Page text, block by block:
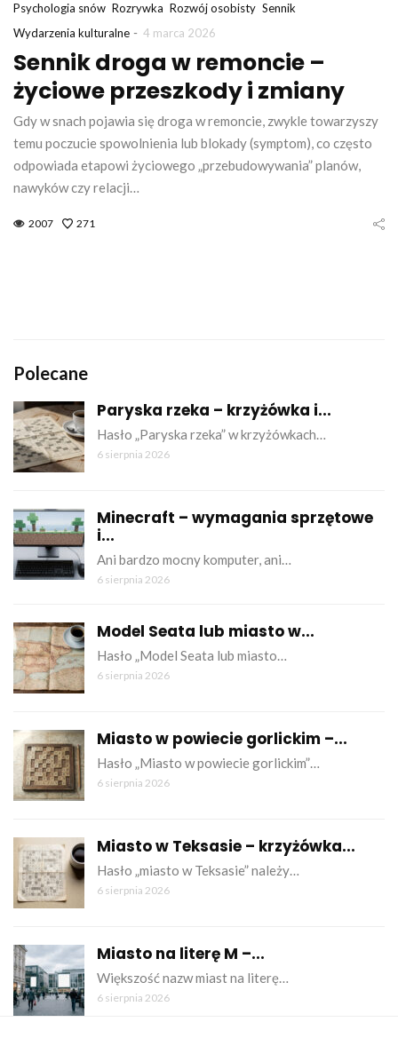
Psychologia snów Rozrywka Rozwój osobisty Sennik
Wydarzenia kulturalne - 4 marca 2026
Sennik droga w remoncie –
życiowe przeszkody i zmiany
Gdy w snach pojawia się droga w remoncie, zwykle towarzyszy
temu poczucie spowolnienia lub blokady (symptom), co często
odpowiada etapowi życiowego „przebudowywania” planów,
nawyków czy relacji…
2007 271
Polecane
Paryska rzeka – krzyżówka i...
Hasło „Paryska rzeka” w krzyżówkach…
6 sierpnia 2026
Minecraft – wymagania sprzętowe
i...
Ani bardzo mocny komputer, ani…
6 sierpnia 2026
Model Seata lub miasto w...
Hasło „Model Seata lub miasto…
6 sierpnia 2026
Miasto w powiecie gorlickim –...
Hasło „Miasto w powiecie gorlickim”…
6 sierpnia 2026
Miasto w Teksasie – krzyżówka...
Hasło „miasto w Teksasie” należy…
6 sierpnia 2026
Miasto na literę M –...
Większość nazw miast na literę…
6 sierpnia 2026